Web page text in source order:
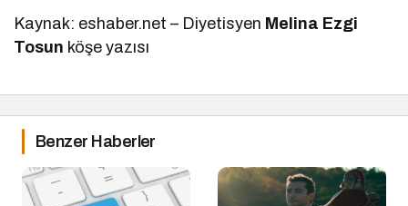
Kaynak: eshaber.net – Diyetisyen Melina Ezgi
Tosun köşe yazısı
Benzer Haberler